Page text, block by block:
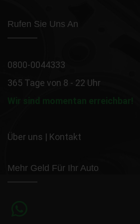
Rufen Sie Uns An
0800-0044333
365 Tage von 8 - 22 Uhr
Wir sind momentan erreichbar!
Über uns | Kontakt
Mehr Geld Für Ihr Auto